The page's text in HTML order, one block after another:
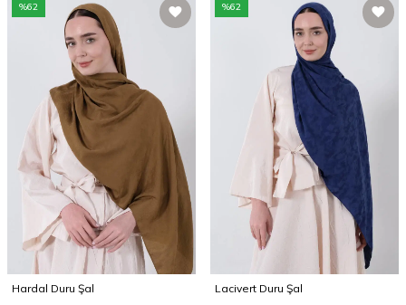
%62
Hardal Duru Şal
%62
Lacivert Duru Şal